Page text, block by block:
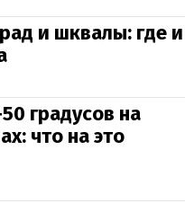
и шквалы: где и
градусов на
что на это